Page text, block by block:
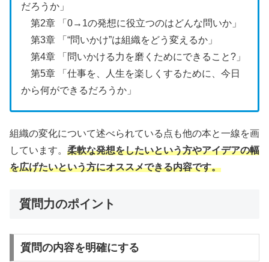
だろうか」
第2章 「0→1の発想に役立つのはどんな問いか」
第3章 「“問いかけ”は組織をどう変えるか」
第4章 「問いかける力を磨くためにできること?」
第5章 「仕事を、人生を楽しくするために、今日
から何ができるだろうか」
組織の変化について述べられている点も他の本と一線を画
しています。 柔軟な発想をしたいという方やアイデアの幅
を広げたいという方にオススメできる内容です。
質問力のポイント
質問の内容を明確にする